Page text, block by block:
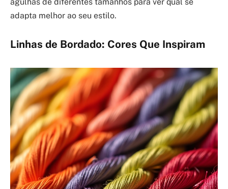
adapta melhor ao seu estilo.
Linhas de Bordado: Cores Que Inspiram